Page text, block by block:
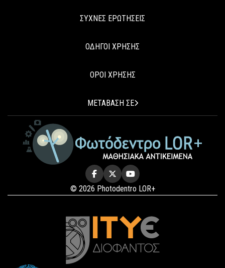
ΣΥΧΝΕΣ ΕΡΩΤΗΣΕΙΣ
ΟΔΗΓΟΙ ΧΡΗΣΗΣ
ΟΡΟΙ ΧΡΗΣΗΣ
ΜΕΤΑΒΑΣΗ ΣΕ
© 2026 Photodentro LOR+